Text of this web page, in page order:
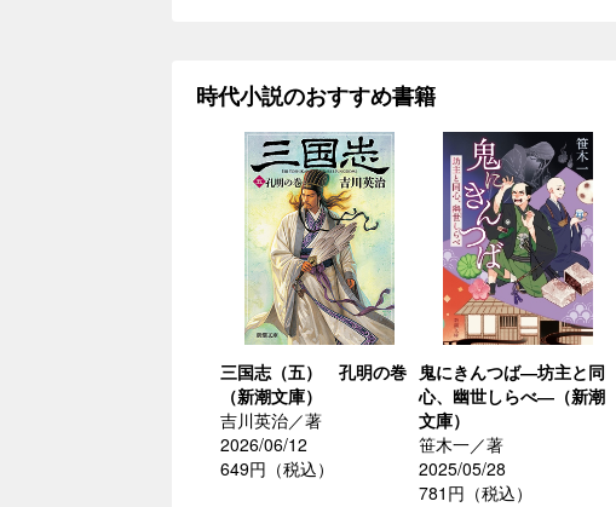
時代小説のおすすめ書籍
三国志（五） 孔明の巻
（新潮文庫）
吉川英治／著
2026/06/12
649円（税込）
鬼にきんつば―坊主と同
心、幽世しらべ―（新潮
文庫）
笹木一／著
2025/05/28
781円（税込）